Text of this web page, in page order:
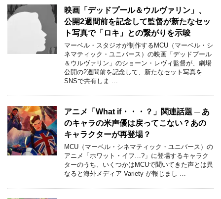
映画「デッドプール＆ウルヴァリン」、
公開2週間前を記念して監督が新たなセッ
ト写真で「ロキ」との繋がりを示唆
マーベル・スタジオが制作するMCU（マーベル・シ
ネマティック・ユニバース）の映画「デッドプール
＆ウルヴァリン」のショーン・レヴィ監督が、劇場
公開の2週間前を記念して、新たなセット写真を
SNSで共有しま …
アニメ「What if・・・？」関連話題 ─ あ
のキャラの米声優は戻ってこない？あの
キャラクターが再登場？
MCU（マーベル・シネマティック・ユニバース）の
アニメ「ホワット・イフ…?」に登場するキャラク
ターのうち、いくつかはMCUで聞いてきた声とは異
なると海外メディア Variety が報じまし …